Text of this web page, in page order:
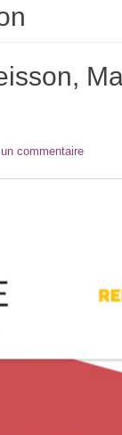
commentaire